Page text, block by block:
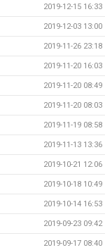
2019-12-15 16:33
2019-12-03 13:00
2019-11-26 23:18
2019-11-20 16:03
2019-11-20 08:49
2019-11-20 08:03
2019-11-19 08:58
2019-11-13 13:36
2019-10-21 12:06
2019-10-18 10:49
2019-10-14 16:53
2019-09-23 09:42
2019-09-17 08:40